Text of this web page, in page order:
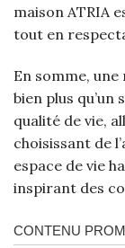
maison ATRIA
tout en
En somme,
bien plus
qualité de vie,
choisissant de
espace de vie
inspirant des